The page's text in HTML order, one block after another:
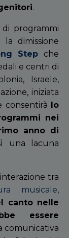
.
programmi
dimissione
Step
che
e centri di
Israele,
iniziata
consentirà lo
nei
anno di
una lacuna
tra
musicale,
canto nelle
essere
comunicativa